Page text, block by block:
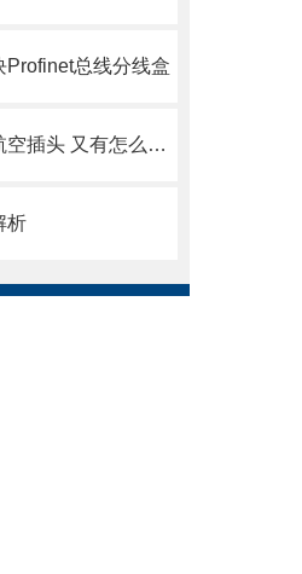
Profinet总线分线盒
连接器为什么又叫航空插头 又有怎么样的连接方式
析